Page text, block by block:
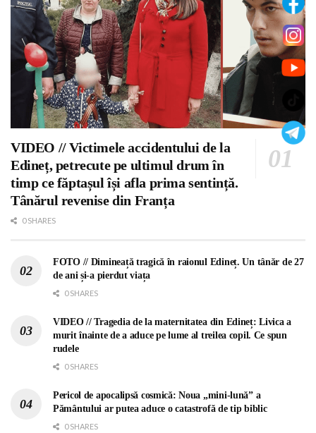
VIDEO // Victimele accidentului de la
Edineț, petrecute pe ultimul drum în
timp ce făptașul își afla prima sentință.
Tânărul revenise din Franța
0 SHARES
FOTO // Dimineață tragică în raionul Edineț. Un tânăr de 27
de ani și-a pierdut viața
0 SHARES
VIDEO // Tragedia de la maternitatea din Edineț: Livica a
murit înainte de a aduce pe lume al treilea copil. Ce spun
rudele
0 SHARES
Pericol de apocalipsă cosmică: Noua „mini-lună” a
Pământului ar putea aduce o catastrofă de tip biblic
0 SHARES